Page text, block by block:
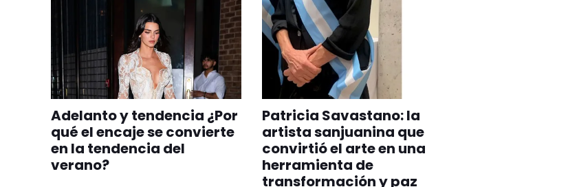
Adelanto y tendencia ¿Por
qué el encaje se convierte
en la tendencia del
verano?
Patricia Savastano: la
artista sanjuanina que
convirtió el arte en una
herramienta de
transformación y paz